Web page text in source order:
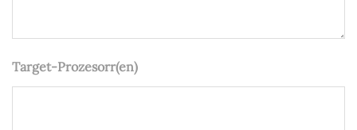
Target-Prozesorr(en)